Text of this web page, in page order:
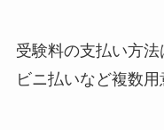
受験料の支払い方
ビニ払いなど複数用